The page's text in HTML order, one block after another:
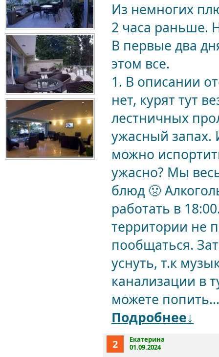
Из немногих
2 часа раньше.
В первые два
этом все.
1. В описании
нет, курят тут
лестничных
ужасный запах.
можно
ужасно? Мы
блюд 🤢
работать в
территории не
пообщаться.
уснуть, т.к
канализации в
можете попить...
Подробнее↓
2
Екатерина
01.09.2024